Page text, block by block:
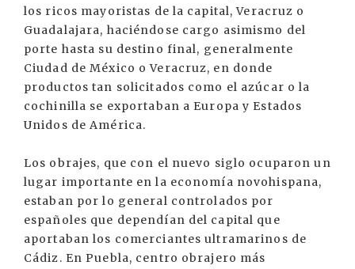
los ricos mayoristas de la capital, Veracruz o
Guadalajara, haciéndose cargo asimismo del
porte hasta su destino final, generalmente
Ciudad de México o Veracruz, en donde
productos tan solicitados como el azúcar o la
cochinilla se exportaban a Europa y Estados
Unidos de América.
Los obrajes, que con el nuevo siglo ocuparon un
lugar importante en la economía novohispana,
estaban por lo general controlados por
españoles que dependían del capital que
aportaban los comerciantes ultramarinos de
Cádiz. En Puebla, centro obrajero más